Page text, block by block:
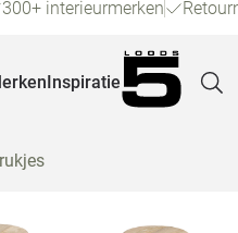
300+ interieurmerken
Inspiratie